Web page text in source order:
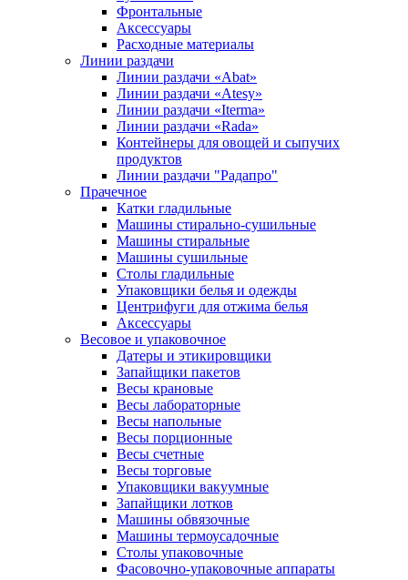
Фронтальные
Аксессуары
Расходные материалы
Линии раздачи
Линии раздачи «Abat»
Линии раздачи «Atesy»
Линии раздачи «Iterma»
Линии раздачи «Rada»
Контейнеры для овощей и сыпучих
продуктов
Линии раздачи "Радапро"
Прачечное
Катки гладильные
Машины стирально-сушильные
Машины стиральные
Машины сушильные
Столы гладильные
Упаковщики белья и одежды
Центрифуги для отжима белья
Аксессуары
Весовое и упаковочное
Датеры и этикировщики
Запайщики пакетов
Весы крановые
Весы лабораторные
Весы напольные
Весы порционные
Весы счетные
Весы торговые
Упаковщики вакуумные
Запайщики лотков
Машины обвязочные
Машины термоусадочные
Столы упаковочные
Фасовочно-упаковочные аппараты